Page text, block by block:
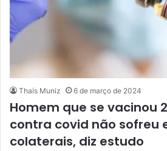
Thaís Muniz 6 de março de 2024
Homem que se vacinou
contra covid não sofreu
colaterais, diz estudo